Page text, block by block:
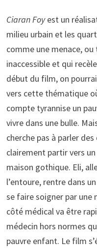
Ciaran Foyest un
milieu urbain et les
comme une menace,
inaccessible et qui
début du film, on
vers cette thématique
compte tyrannise un
vivre dans une bulle.
cherche pas à parler
clairement partir vers
maison gothique. Eli,
l’entoure, rentre dans
se faire soigner par une
côté médical va être
médecin hors normes
pauvre enfant. Le film